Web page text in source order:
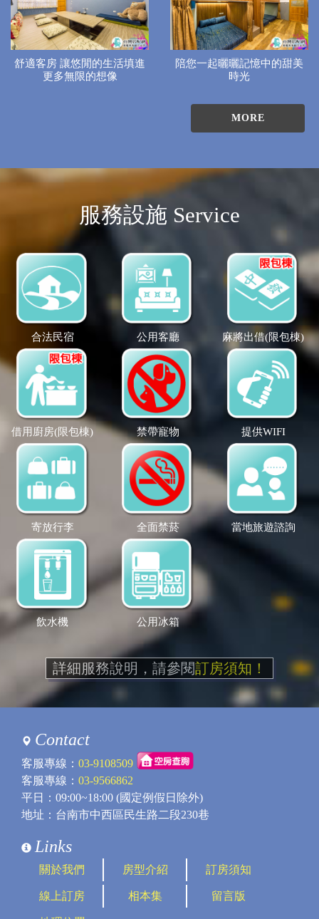
舒適客房 讓悠閒的生活填進
更多無限的想像
陪您一起曬曬記憶中的甜美
時光
MORE
服務設施 Service
合法民宿 公用客廳 麻將出借(限包棟)
借用廚房(限包棟) 禁帶寵物 提供WIFI
寄放行李 全面禁菸 當地旅遊諮詢
飲水機 公用冰箱
詳細服務說明，請參閱訂房須知！
Contact
客服專線： 03-9108509
客服專線： 03-9566862
平日：09:00~18:00 (國定例假日除外)
地址：台南市中西區民生路二段230巷
Links
關於我們 房型介紹 訂房須知
線上訂房 相本集 留言版